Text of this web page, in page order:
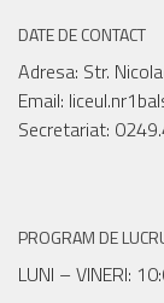
DATE DE CONTACT
Adresa: Str.
Email:
Secretariat:
PROGRAM DE
LUNI – VINERI: